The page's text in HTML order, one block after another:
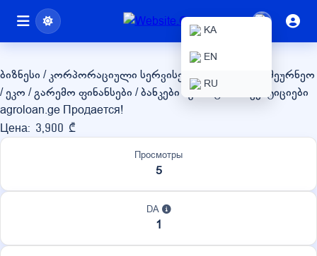
KA
EN
RU
agroloan.ge
ბიზნესი / კორპორაციული სერვისებისასოფლო-სამეურნეო
/ ეკო / გარემო ფინანსები / ბანკები / კრიპტო / ინვესტიციები
agroloan.ge Продается!
Цена: 3,900 ₾
Просмотры
5
DA
1